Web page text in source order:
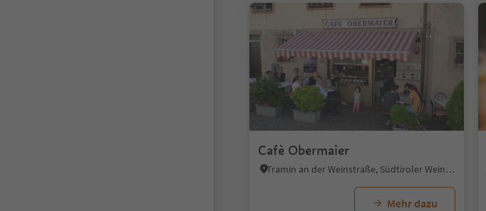
Cafè Obermaier
Tramin an der Weinstraße, Südtiroler Weinstraße
Mehr dazu